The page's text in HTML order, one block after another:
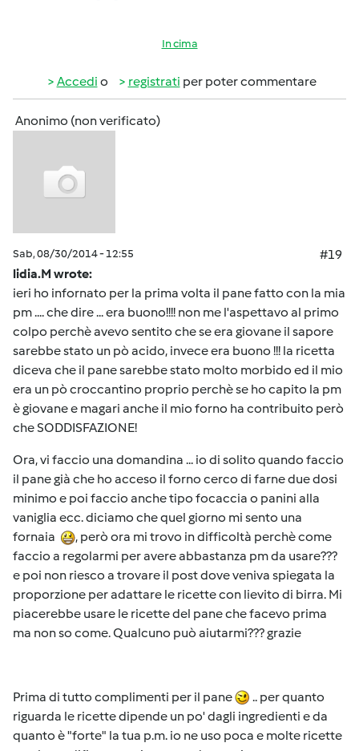
In cima
Accedi o registrati per poter commentare
Anonimo (non verificato)
Sab, 08/30/2014 - 12:55
#19
lidia.M wrote:
ieri ho infornato per la prima volta il pane fatto con la mia
pm .... che dire ... era buono!!!! non me l'aspettavo al primo
colpo perchè avevo sentito che se era giovane il sapore
sarebbe stato un pò acido, invece era buono !!! la ricetta
diceva che il pane sarebbe stato molto morbido ed il mio
era un pò croccantino proprio perchè se ho capito la pm
è giovane e magari anche il mio forno ha contribuito però
che SODDISFAZIONE!
Ora, vi faccio una domandina ... io di solito quando faccio
il pane già che ho acceso il forno cerco di farne due dosi
minimo e poi faccio anche tipo focaccia o panini alla
vaniglia ecc. diciamo che quel giorno mi sento una
fornaia
, però ora mi trovo in difficoltà perchè come
faccio a regolarmi per avere abbastanza pm da usare???
e poi non riesco a trovare il post dove veniva spiegata la
proporzione per adattare le ricette con lievito di birra. Mi
piacerebbe usare le ricette del pane che facevo prima
ma non so come. Qualcuno può aiutarmi??? grazie
Prima di tutto complimenti per il pane
.. per quanto
riguarda le ricette dipende un po' dagli ingredienti e da
quanto è "forte" la tua p.m. io ne uso poca e molte ricette